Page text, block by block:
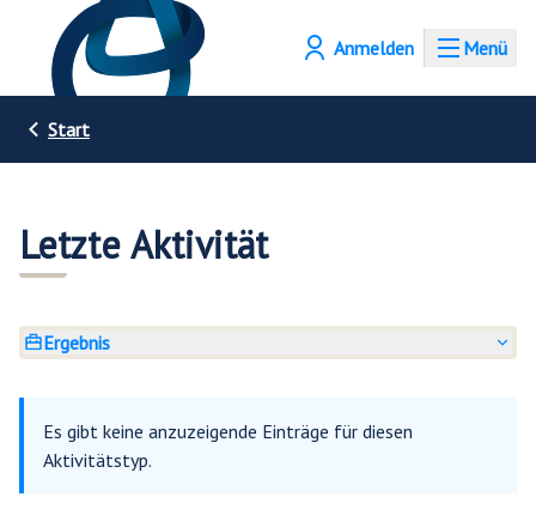
Menü
Anmelden
Start
Letzte Aktivität
Ergebnis
Es gibt keine anzuzeigende Einträge für diesen
Aktivitätstyp.